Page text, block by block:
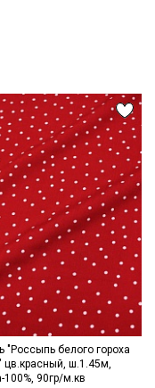
и имеют
воды при t
в один слой и
утюгом, с
увеличить
нитки для легких
состоянии
цвета
монитора и в
"Россыпь белого гороха
цв.красный, ш.1.45м,
100%, 90гр/м.кв